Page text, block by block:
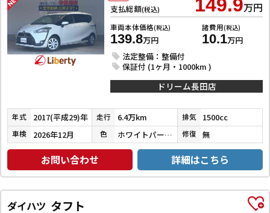
支払総額(税込) 149.9万円
車両本体価格(税込)
139.8万円
諸費用(税込)
10.1万円
法定整備：整備付
保証付 (1ヶ月・1000km )
ドリーム長田店
年式 2017(平成29)年 走行 6.4万km 排気 1500cc
車検 2026年12月 色 ホワイトパールクリスタルシャイン 修復 無
お問い合わせ 詳細はこちら
ダイハツ タフト